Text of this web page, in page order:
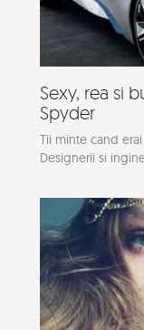
Sexy, rea si
Spyder
Tii minte cand
Designerii si